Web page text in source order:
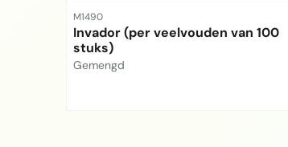
Artikelnummer
M1490
Invador (per veelvouden van 100
stuks)
Merk:
Gemengd